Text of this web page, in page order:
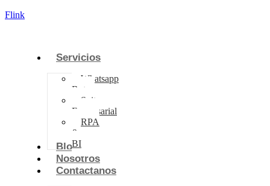
Flink
Servicios
Whatsapp
Bot
Suite
Empresarial
RPA
&
BI
Blog
Nosotros
Contactanos